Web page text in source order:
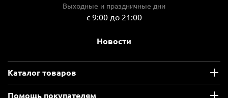
Выходные и праздничные дни
с 9:00 до 21:00
Новости
Каталог товаров
Помощь покупателям